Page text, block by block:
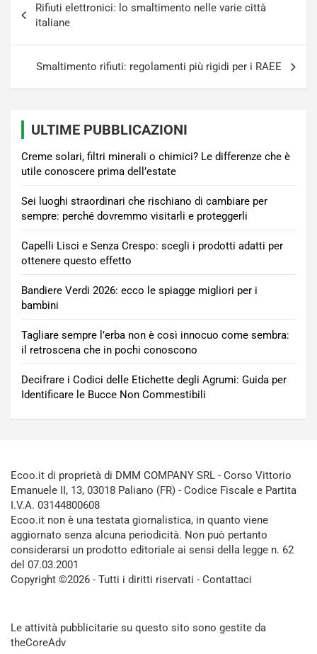
articoli
Rifiuti elettronici: lo smaltimento nelle varie città
italiane
Smaltimento rifiuti: regolamenti più rigidi per i RAEE
ULTIME PUBBLICAZIONI
Creme solari, filtri minerali o chimici? Le differenze che è
utile conoscere prima dell’estate
Sei luoghi straordinari che rischiano di cambiare per
sempre: perché dovremmo visitarli e proteggerli
Capelli Lisci e Senza Crespo: scegli i prodotti adatti per
ottenere questo effetto
Bandiere Verdi 2026: ecco le spiagge migliori per i
bambini
Tagliare sempre l’erba non è così innocuo come sembra:
il retroscena che in pochi conoscono
Decifrare i Codici delle Etichette degli Agrumi: Guida per
Identificare le Bucce Non Commestibili
Ecoo.it di proprietà di DMM COMPANY SRL - Corso Vittorio
Emanuele II, 13, 03018 Paliano (FR) - Codice Fiscale e Partita
I.V.A. 03144800608
Ecoo.it non è una testata giornalistica, in quanto viene
aggiornato senza alcuna periodicità. Non può pertanto
considerarsi un prodotto editoriale ai sensi della legge n. 62
del 07.03.2001
Copyright ©2026 - Tutti i diritti riservati - Contattaci
Le attività pubblicitarie su questo sito sono gestite da
theCoreAdv